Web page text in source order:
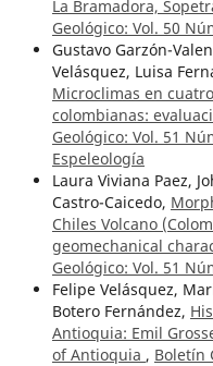
La Bramadora,
Geológico: Vol. 50
Gustavo Garzón-
Velásquez, Luisa
Microclimas en
colombianas:
Geológico: Vol. 51
Espeleología
Laura Viviana Paez,
Castro-Caicedo,
Chiles Volcano
geomechanical
Geológico: Vol. 51
Felipe Velásquez,
Botero Fernández,
Antioquia: Emil
of Antioquia , Boletín